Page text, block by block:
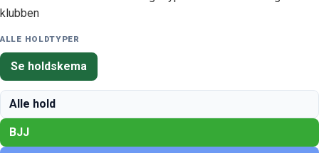
klubben
ALLE HOLDTYPER
Se holdskema
Alle hold
BJJ